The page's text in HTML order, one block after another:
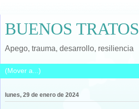
BUENOS TRATOS
Apego, trauma, desarrollo, resiliencia
lunes, 29 de enero de 2024